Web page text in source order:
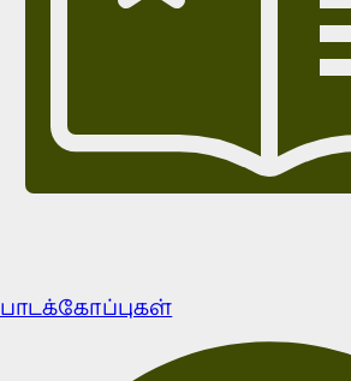
பாடக்கோப்புகள்